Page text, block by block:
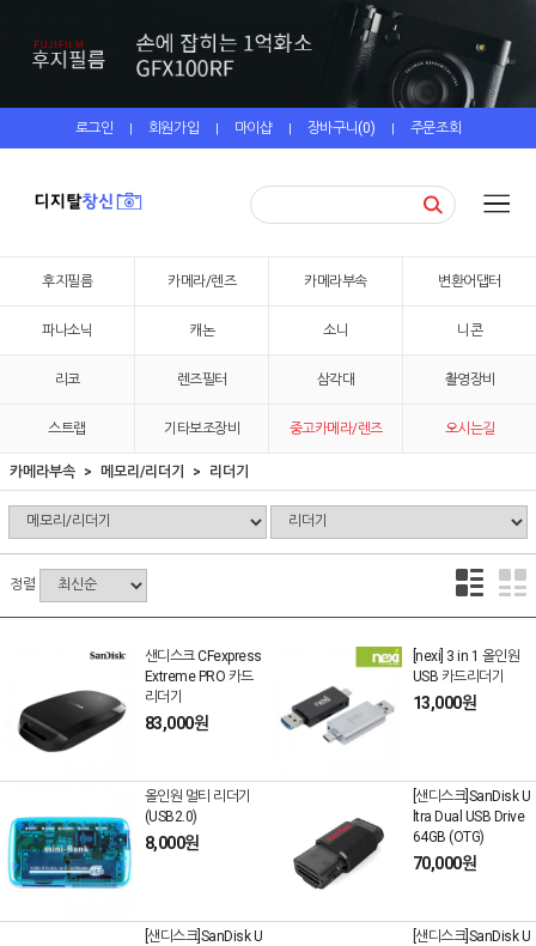
로그인 | 회원가입 | 마이샵 | 장바구니(0) | 주문조회
후지필름 카메라/렌즈 카메라부속 변환어댑터
파나소닉 캐논 소니 니콘
리코 렌즈필터 삼각대 촬영장비
스트랩 기타보조장비 중고카메라/렌즈 오시는길
카메라부속 메모리/리더기 리더기
정렬
샌디스크 CFexpress
Extreme PRO 카드
리더기
83,000원
[nexi] 3 in 1 올인원
USB 카드리더기
13,000원
올인원 멀티 리더기
(USB2.0)
8,000원
[샌디스크]SanDisk U
ltra Dual USB Drive
64GB (OTG)
70,000원
[샌디스크]SanDisk U
[샌디스크]SanDisk U